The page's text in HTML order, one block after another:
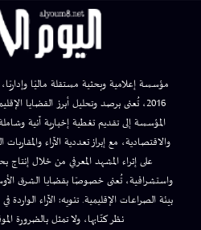
2016، تُعنى برصد وتحليل أبرز القضايا
المؤسسة إلى تقديم تغطية إخبارية آنية
والاقتصادية، مع إبراز تعددية الآراء
على إثراء المشهد المعرفي من خلال إنتاج
واستشرافية، تُعنى خصوصًا بقضايا الشرق
بيئة الصراعات الإقليمية. تنويه: الآراء
نظر كتّابها، ولا تمثل بالضرورة